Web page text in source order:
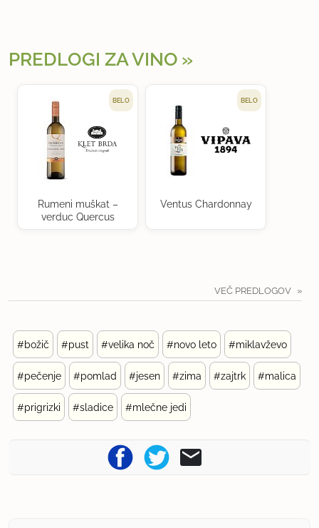
PREDLOGI ZA VINO
BELO
Rumeni muškat –
verduc Quercus
BELO
Ventus Chardonnay
VEČ PREDLOGOV
#božič #pust #velika noč #novo leto #miklavževo
#pečenje #pomlad #jesen #zima #zajtrk #malica
#prigrizki #sladice #mlečne jedi